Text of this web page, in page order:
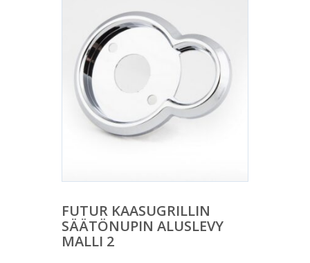
FUTUR KAASUGRILLIN
SÄÄTÖNUPIN ALUSLEVY
MALLI 2